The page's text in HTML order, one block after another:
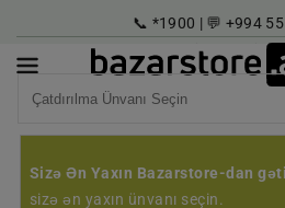
📞 *1900 | 💬 +994
Super Maqazin Karyera
Sizə Ən Yaxın Bazarstore-dan
sizə ən yaxın ünvanı seçin.